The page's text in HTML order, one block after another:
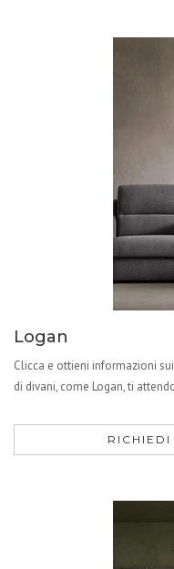
Logan
Clicca e ottieni informazioni
di divani, come Logan, ti